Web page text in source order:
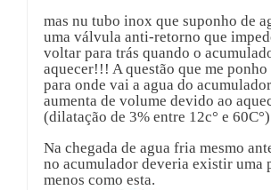
mas nu tubo inox que suponho de
uma válvula anti-retorno que
voltar para trás quando o
aquecer!!! A questão que me ponho
para onde vai a agua do
aumenta de volume devido ao
(dilatação de 3% entre 12c° e
Na chegada de agua fria mesmo
no acumulador deveria existir uma
menos como esta.